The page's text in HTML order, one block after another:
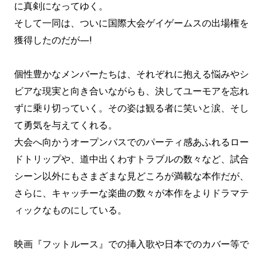
に真剣になってゆく。
そして一同は、ついに国際大会ゲイゲームスの出場権を
獲得したのだが―!
個性豊かなメンバーたちは、それぞれに抱える悩みやシ
ビアな現実と向き合いながらも、決してユーモアを忘れ
ずに乗り切っていく。その姿は観る者に笑いと涙、そし
て勇気を与えてくれる。
大会へ向かうオープンバスでのパーティ感あふれるロー
ドトリップや、道中出くわすトラブルの数々など、試合
シーン以外にもさまざまな見どころが満載な本作だが、
さらに、キャッチーな楽曲の数々が本作をよりドラマテ
ィックなものにしている。
映画『フットルース』での挿入歌や日本でのカバー等で